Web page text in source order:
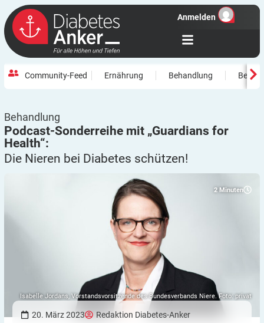
Anmelden
Community-Feed Ernährung Behandlung
Behandlung
Podcast-Sonderreihe mit „Guardians for
Health“:
Die Nieren bei Diabetes schützen!
2 Minuten
Isabelle Jordans, Vorstandsvorsitzende des Bundesverbands Niere. Foto: privat
20. März 2023 Redaktion Diabetes-Anker